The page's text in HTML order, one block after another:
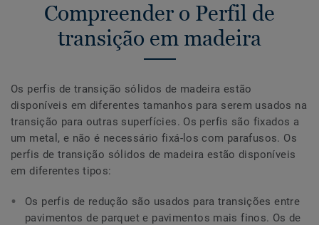
Compreender o Perfil de
transição em madeira
Os perfis de transição sólidos de madeira estão
disponíveis em diferentes tamanhos para serem usados na
transição para outras superfícies. Os perfis são fixados a
um metal, e não é necessário fixá-los com parafusos. Os
perfis de transição sólidos de madeira estão disponíveis
em diferentes tipos:
Os perfis de redução são usados para transições entre
pavimentos de parquet e pavimentos mais finos. Os de